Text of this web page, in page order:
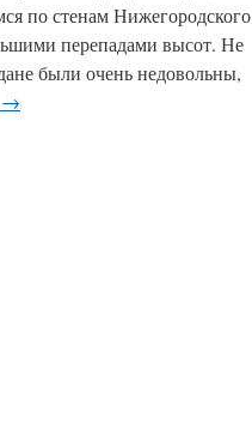
по стенам Нижегородского
перепадами высот. Не
были очень недовольны,
→